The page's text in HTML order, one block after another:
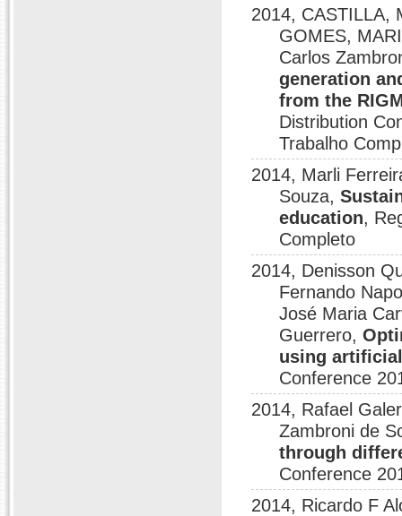
2014, CASTILLA,
GOMES,
Carlos
generation
from the
Distribution
Trabalho
2014, Marli
Souza,
education,
Completo
2014, Denisson
Fernando
José Maria
Guerrero,
using
Conference
2014, Rafael
Zambroni de
through
Conference
2014, Ricardo F